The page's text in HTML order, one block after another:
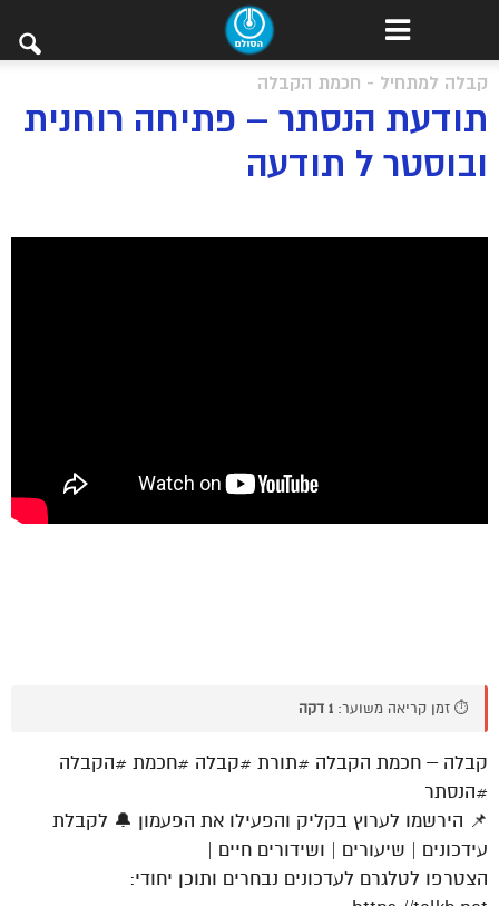
קבלה למתחיל - חכמת הקבלה
תודעת הנסתר – פתיחה רוחנית
ובוסטר ל תודעה
⏱️ זמן קריאה משוער: 1 דקה
קבלה – חכמת הקבלה #תורת #קבלה #חכמת #הקבלה
#הנסתר
📌 הירשמו לערוץ בקליק והפעילו את הפעמון 🔔 לקבלת
עידכונים | שיעורים | ושידורים חיים |
הצטרפו לטלגרם לעדכונים נבחרים ותוכן יחודי: